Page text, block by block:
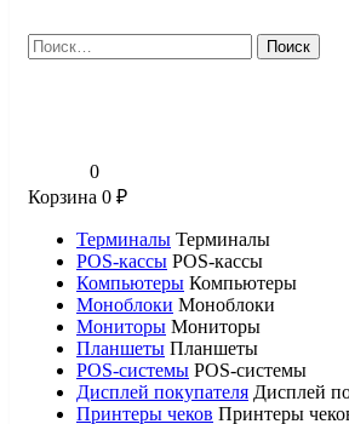
Найти:
0
Корзина 0 ₽
Терминалы Терминалы
POS-кассы POS-кассы
Компьютеры Компьютеры
Моноблоки Моноблоки
Мониторы Мониторы
Планшеты Планшеты
POS-системы POS-системы
Дисплей покупателя Дисплей
Принтеры чеков Принтеры